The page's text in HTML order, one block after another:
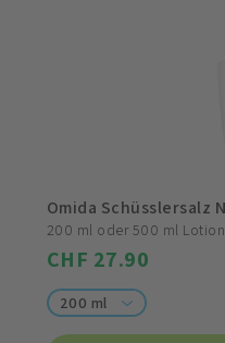
200 ml oder 500 ml Lotion
CHF 27.90
200 ml